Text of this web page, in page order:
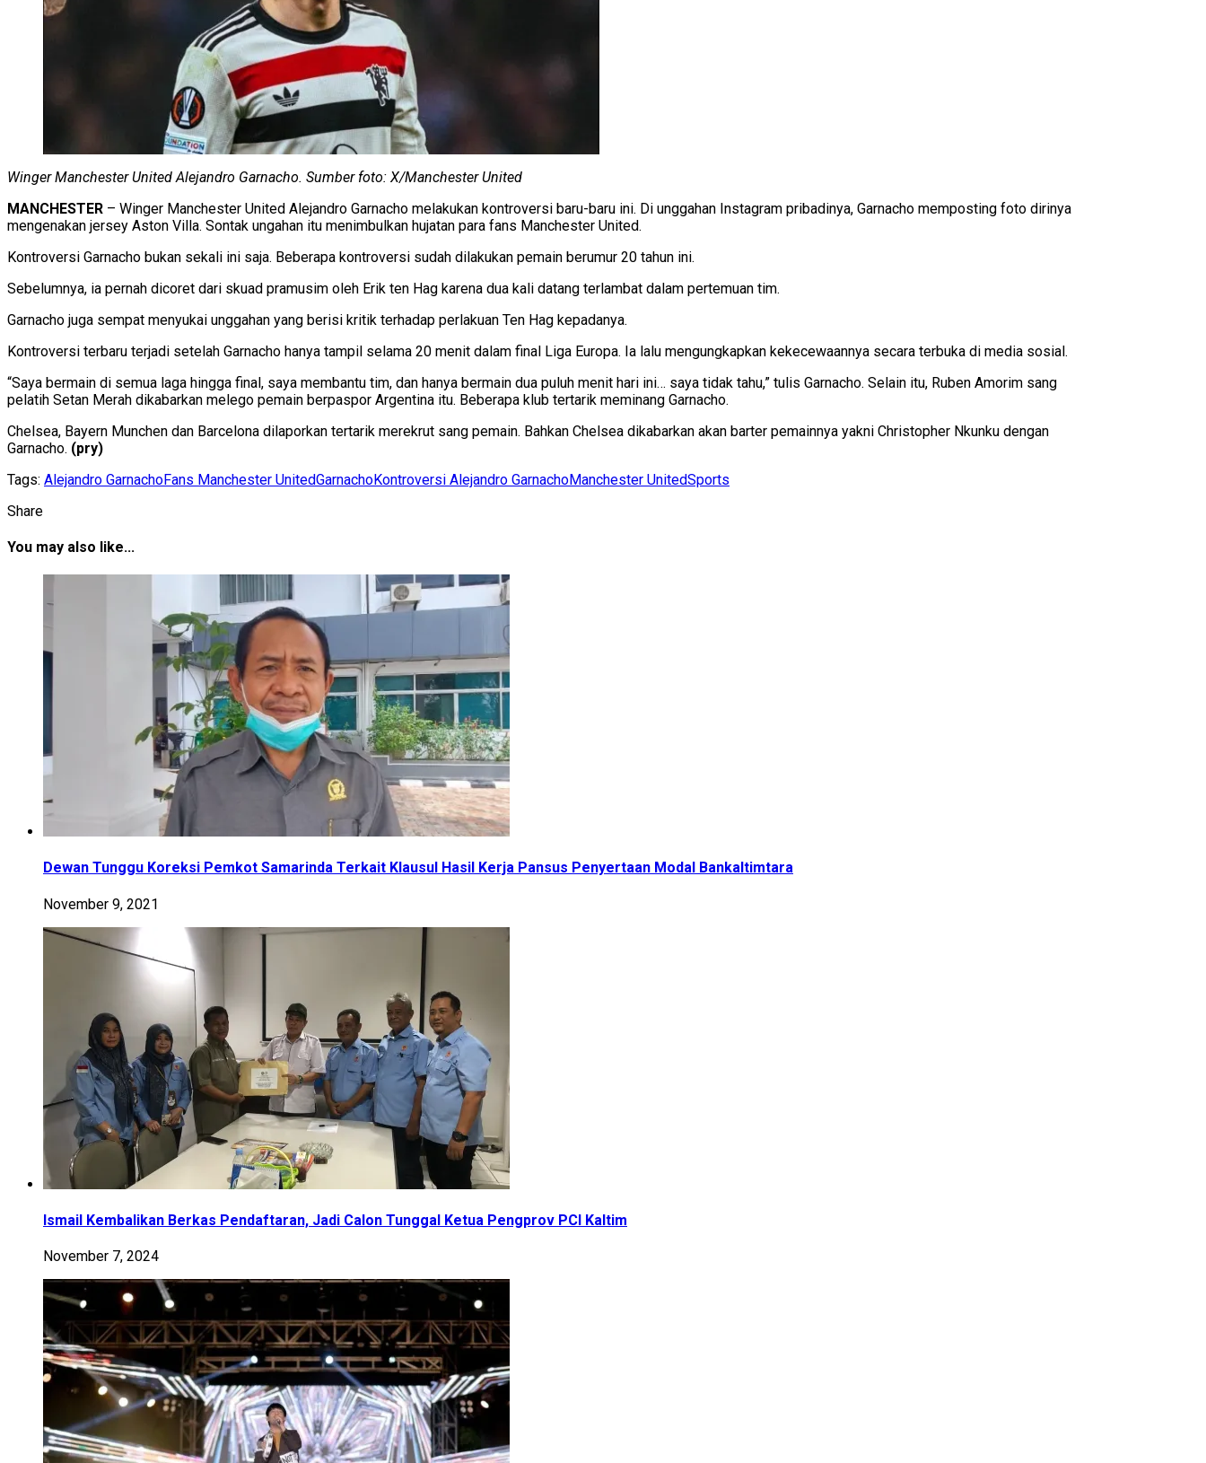
Winger Manchester United Alejandro Garnacho. Sumber foto: X/Manchester United
MANCHESTER – Winger Manchester United Alejandro Garnacho melakukan kontroversi baru-baru ini. Di unggahan Instagram pribadinya, Garnacho memposting foto dirinya
mengenakan jersey Aston Villa. Sontak ungahan itu menimbulkan hujatan para fans Manchester United.
Kontroversi Garnacho bukan sekali ini saja. Beberapa kontroversi sudah dilakukan pemain berumur 20 tahun ini.
Sebelumnya, ia pernah dicoret dari skuad pramusim oleh Erik ten Hag karena dua kali datang terlambat dalam pertemuan tim.
Garnacho juga sempat menyukai unggahan yang berisi kritik terhadap perlakuan Ten Hag kepadanya.
Kontroversi terbaru terjadi setelah Garnacho hanya tampil selama 20 menit dalam final Liga Europa. Ia lalu mengungkapkan kekecewaannya secara terbuka di media sosial.
“Saya bermain di semua laga hingga final, saya membantu tim, dan hanya bermain dua puluh menit hari ini… saya tidak tahu,” tulis Garnacho. Selain itu, Ruben Amorim sang
pelatih Setan Merah dikabarkan melego pemain berpaspor Argentina itu. Beberapa klub tertarik meminang Garnacho.
Chelsea, Bayern Munchen dan Barcelona dilaporkan tertarik merekrut sang pemain. Bahkan Chelsea dikabarkan akan barter pemainnya yakni Christopher Nkunku dengan
Garnacho. (pry)
Tags: Alejandro GarnachoFans Manchester UnitedGarnachoKontroversi Alejandro GarnachoManchester UnitedSports
Share
You may also like...
Dewan Tunggu Koreksi Pemkot Samarinda Terkait Klausul Hasil Kerja Pansus Penyertaan Modal Bankaltimtara
November 9, 2021
Ismail Kembalikan Berkas Pendaftaran, Jadi Calon Tunggal Ketua Pengprov PCI Kaltim
November 7, 2024